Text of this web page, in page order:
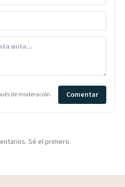
de moderación. Comentar
Sé el primero.